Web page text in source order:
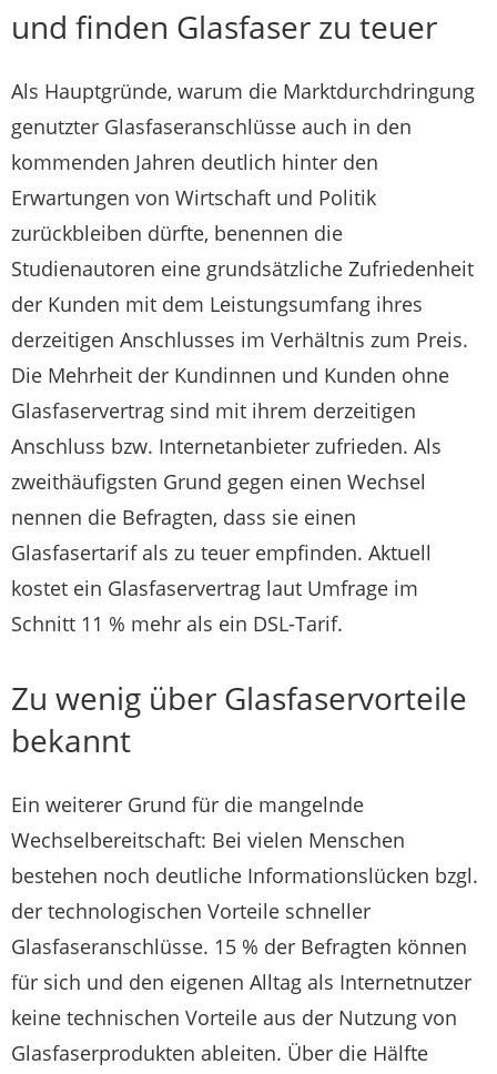
und finden Glasfaser zu teuer
Als Hauptgründe, warum die Marktdurchdringung
genutzter Glasfaseranschlüsse auch in den
kommenden Jahren deutlich hinter den
Erwartungen von Wirtschaft und Politik
zurückbleiben dürfte, benennen die
Studienautoren eine grundsätzliche Zufriedenheit
der Kunden mit dem Leistungsumfang ihres
derzeitigen Anschlusses im Verhältnis zum Preis.
Die Mehrheit der Kundinnen und Kunden ohne
Glasfaservertrag sind mit ihrem derzeitigen
Anschluss bzw. Internetanbieter zufrieden. Als
zweithäufigsten Grund gegen einen Wechsel
nennen die Befragten, dass sie einen
Glasfasertarif als zu teuer empfinden. Aktuell
kostet ein Glasfaservertrag laut Umfrage im
Schnitt 11 % mehr als ein DSL-Tarif.
Zu wenig über Glasfaservorteile
bekannt
Ein weiterer Grund für die mangelnde
Wechselbereitschaft: Bei vielen Menschen
bestehen noch deutliche Informationslücken bzgl.
der technologischen Vorteile schneller
Glasfaseranschlüsse. 15 % der Befragten können
für sich und den eigenen Alltag als Internetnutzer
keine technischen Vorteile aus der Nutzung von
Glasfaserprodukten ableiten. Über die Hälfte